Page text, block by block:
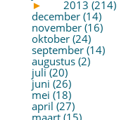
►
2013 (214)
december (14)
november (16)
oktober (24)
september (14)
augustus (2)
juli (20)
juni (26)
mei (18)
april (27)
maart (15)